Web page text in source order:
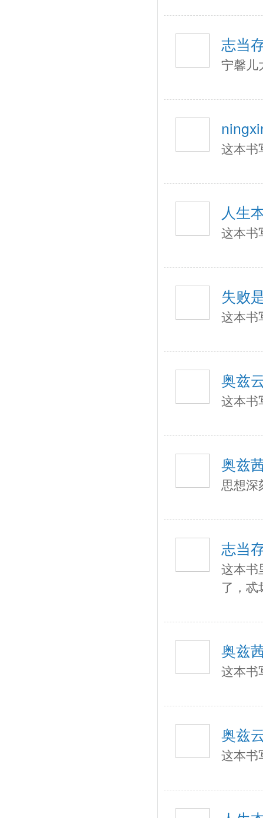
志当
宁馨儿
这本书
人生
这本书
失败
这本书
奥兹
这本书
奥兹
思想深
志当
这本书
了，忒
奥兹
这本书
奥兹
这本书